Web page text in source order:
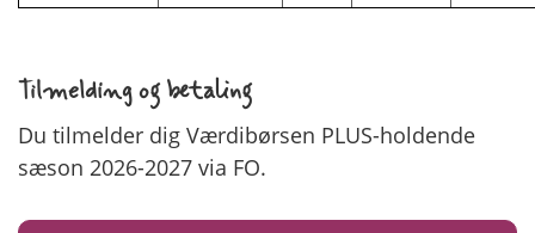
Tilmelding og betaling
Du tilmelder dig Værdibørsen PLUS-holdende
sæson 2026-2027 via FO.